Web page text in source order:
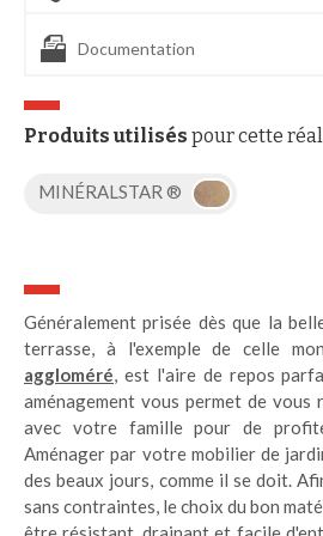
Documentation
Produits utilisés pour cette
MINÉRALSTAR ®
Généralement prisée dès que la
terrasse, à l'exemple de celle
aggloméré, est l'aire de repos
aménagement vous permet de
avec votre famille pour de
Aménager par votre mobilier de
des beaux jours, comme il se doit.
sans contraintes, le choix du bon